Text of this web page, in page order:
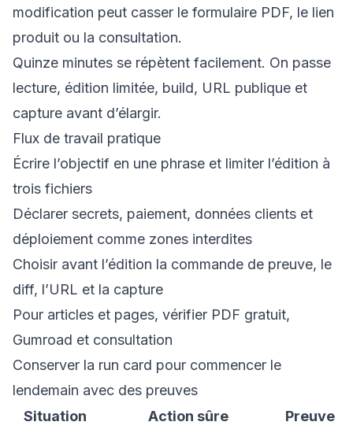
modification peut casser le formulaire PDF, le lien
produit ou la consultation.
Quinze minutes se répètent facilement. On passe
lecture, édition limitée, build, URL publique et
capture avant d’élargir.
Flux de travail pratique
Écrire l’objectif en une phrase et limiter l’édition à
trois fichiers
Déclarer secrets, paiement, données clients et
déploiement comme zones interdites
Choisir avant l’édition la commande de preuve, le
diff, l’URL et la capture
Pour articles et pages, vérifier PDF gratuit,
Gumroad et consultation
Conserver la run card pour commencer le
lendemain avec des preuves
Situation
Action sûre Preuve